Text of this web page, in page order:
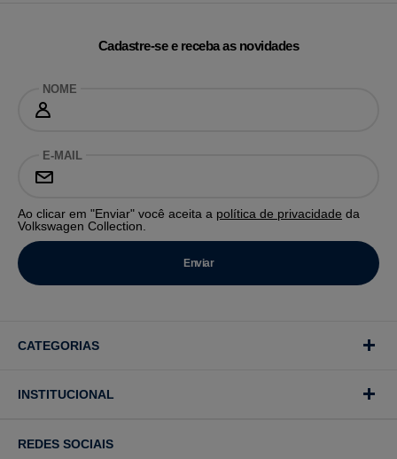
Cadastre-se e receba as novidades
NOME
E-MAIL
Ao clicar em "Enviar" você aceita a política de privacidade da
Volkswagen Collection.
CATEGORIAS
INSTITUCIONAL
REDES SOCIAIS